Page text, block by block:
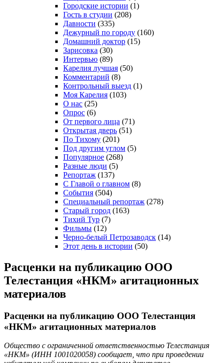
Городские истории (1)
Гость в студии (208)
Давности (335)
Дежурный по городу (160)
Домашний доктор (15)
Зарисовка (30)
Интервью (89)
Карелия лучшая (50)
Комментарий (8)
Контрольный выезд (1)
Моя Карелия (103)
О нас (25)
Опрос (6)
От первого лица (71)
Открытая дверь (51)
По Тихому (201)
Под другим углом (5)
Популярное (268)
Разные люди (5)
Репортаж (137)
С Главой о главном (8)
События (504)
Специальный репортаж (278)
Старый город (163)
Тихий Тур (7)
Фильмы (12)
Черно-белый Петрозаводск (14)
Этот день в истории (50)
Расценки на публикацию ООО
Телестанция «НКМ» агитационных
материалов
Расценки на публикацию ООО Телестанция
«НКМ» агитационных материалов
Общество с ограниченной ответственностью Телестанция
«НКМ» (ИНН 1001020058) сообщает, что при проведении